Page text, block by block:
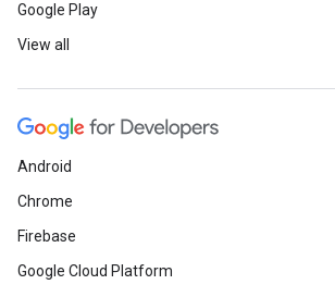
Google Play
View all
Android
Chrome
Firebase
Google Cloud Platform